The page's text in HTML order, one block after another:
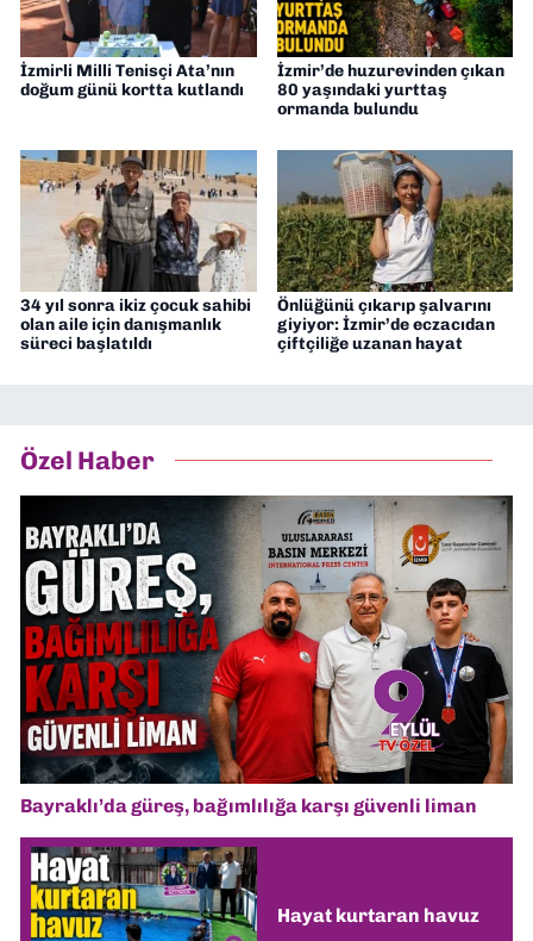
İzmirli Milli Tenisçi Ata’nın
doğum günü kortta kutlandı
İzmir’de huzurevinden çıkan
80 yaşındaki yurttaş
ormanda bulundu
34 yıl sonra ikiz çocuk sahibi
olan aile için danışmanlık
süreci başlatıldı
Önlüğünü çıkarıp şalvarını
giyiyor: İzmir’de eczacıdan
çiftçiliğe uzanan hayat
Özel Haber
Bayraklı’da güreş, bağımlılığa karşı güvenli liman
Hayat kurtaran havuz